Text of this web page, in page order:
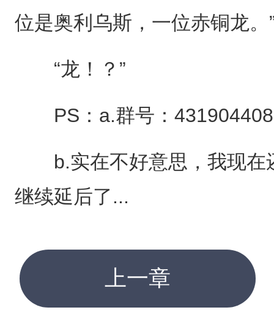
位是奥利乌斯，一位赤铜龙。
“龙！？”
PS：a.群号：431904408
b.实在不好意思，我现在
继续延后了...
上一章